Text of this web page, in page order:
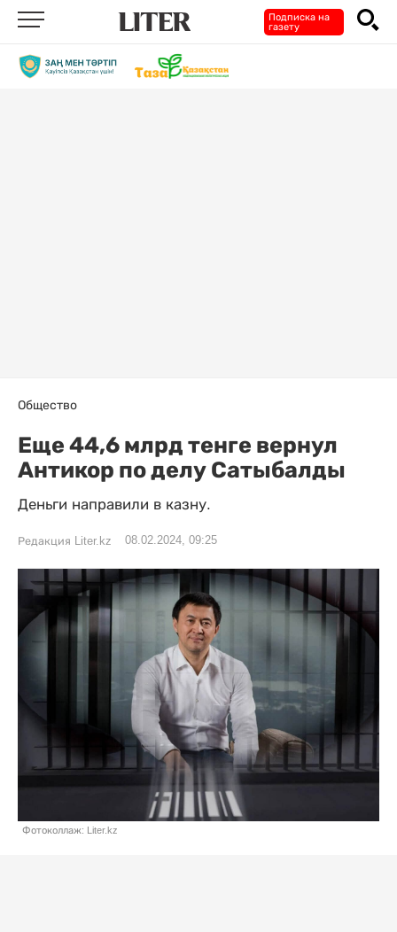
Подписка на
газету
Общество
Еще 44,6 млрд тенге вернул
Антикор по делу Сатыбалды
Деньги направили в казну.
Редакция Liter.kz 08.02.2024, 09:25
Фотоколлаж: Liter.kz